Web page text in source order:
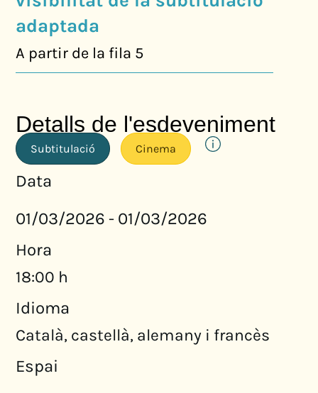
adaptada
A partir de la fila 5
Detalls de l'esdeveniment
Subtitulació Cinema
Data
01/03/2026 - 01/03/2026
Hora
18:00 h
Idioma
Català, castellà, alemany i francès
Espai